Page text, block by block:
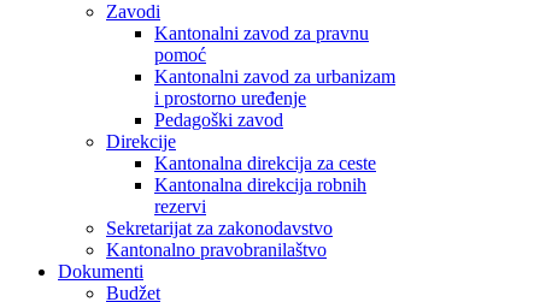
Zavodi
Kantonalni zavod za pravnu
pomoć
Kantonalni zavod za urbanizam
i prostorno uređenje
Pedagoški zavod
Direkcije
Kantonalna direkcija za ceste
Kantonalna direkcija robnih
rezervi
Sekretarijat za zakonodavstvo
Kantonalno pravobranilaštvo
Dokumenti
Budžet